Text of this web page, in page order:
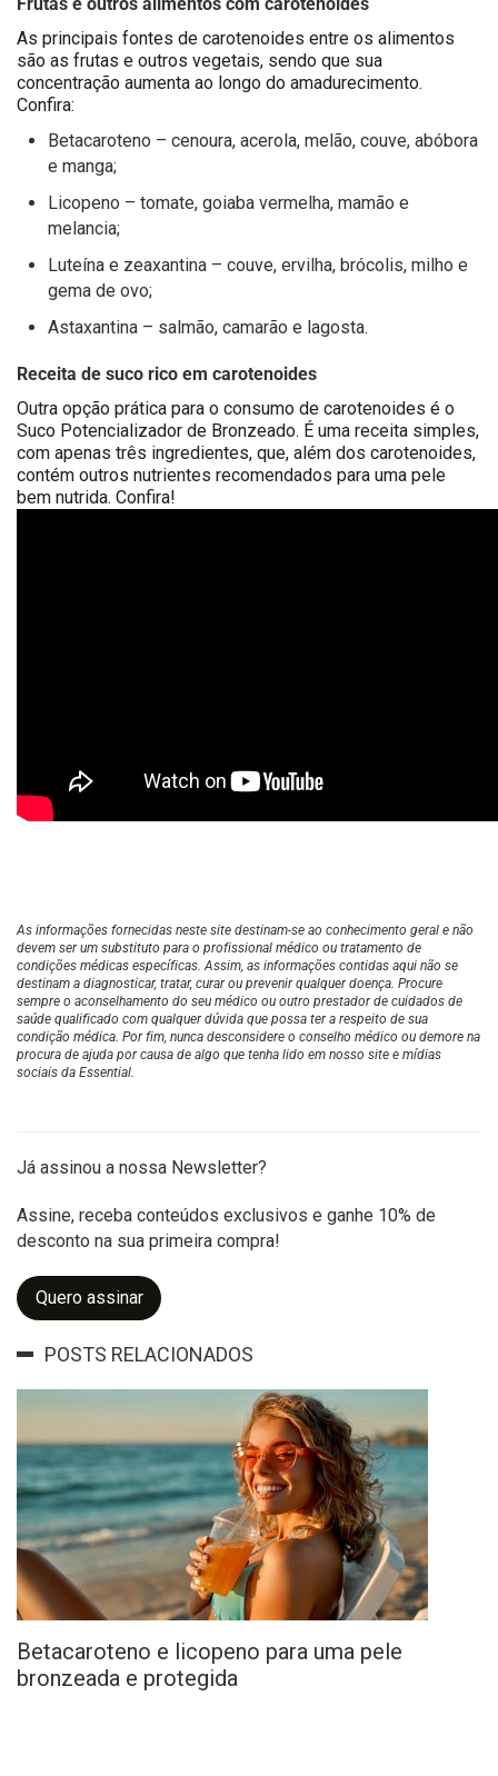
As principais fontes de carotenoides entre os alimentos
são as frutas e outros vegetais, sendo que sua
concentração aumenta ao longo do amadurecimento.
Confira:
Betacaroteno – cenoura, acerola, melão, couve, abóbora
e manga;
Licopeno – tomate, goiaba vermelha, mamão e
melancia;
Luteína e zeaxantina – couve, ervilha, brócolis, milho e
gema de ovo;
Astaxantina – salmão, camarão e lagosta.
Receita de suco rico em carotenoides
Outra opção prática para o consumo de carotenoides é o
Suco Potencializador de Bronzeado. É uma receita simples,
com apenas três ingredientes, que, além dos carotenoides,
contém outros nutrientes recomendados para uma pele
bem nutrida. Confira!
As informações fornecidas neste site destinam-se ao conhecimento geral e não
devem ser um substituto para o profissional médico ou tratamento de
condições médicas específicas. Assim, as informações contidas aqui não se
destinam a diagnosticar, tratar, curar ou prevenir qualquer doença. Procure
sempre o aconselhamento do seu médico ou outro prestador de cuidados de
saúde qualificado com qualquer dúvida que possa ter a respeito de sua
condição médica. Por fim, nunca desconsidere o conselho médico ou demore na
procura de ajuda por causa de algo que tenha lido em nosso site e mídias
sociais da Essential.
Já assinou a nossa Newsletter?
Assine, receba conteúdos exclusivos e ganhe 10% de
desconto na sua primeira compra!
Quero assinar
POSTS RELACIONADOS
Betacaroteno e licopeno para uma pele
bronzeada e protegida